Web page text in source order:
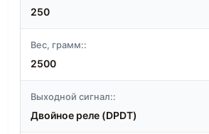
250
Вес, грамм::
2500
Выходной сигнал::
Двойное реле (DPDT)